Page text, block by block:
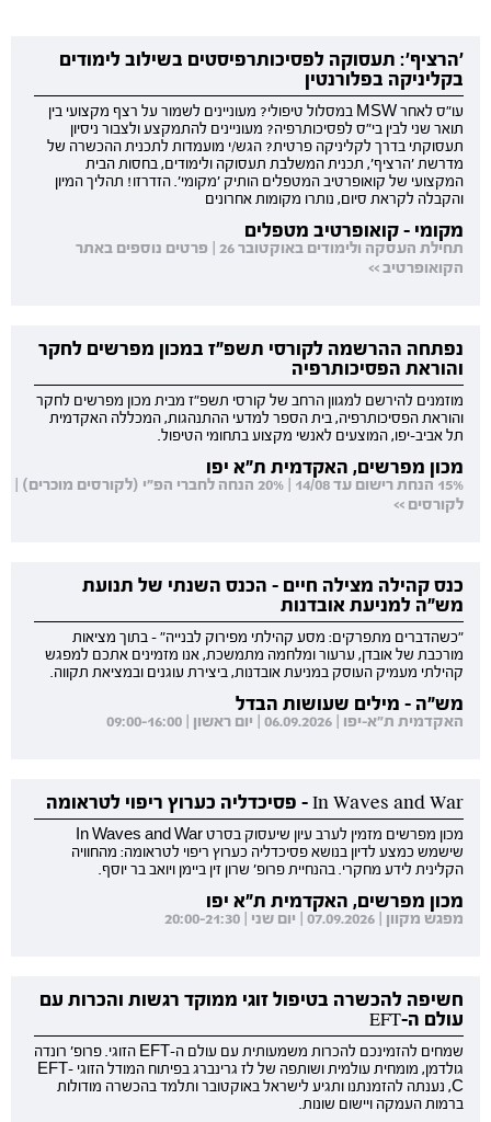
'הרציף': תעסוקה לפסיכותרפיסטים בשילוב לימודים
בקליניקה בפלורנטין
עו"ס לאחר MSW במסלול טיפולי? מעוניינים לשמור על רצף מקצועי בין
תואר שני לבין בי"ס לפסיכותרפיה? מעוניינים להתמקצע ולצבור ניסיון
תעסוקתי בדרך לקליניקה פרטית? הגש/י מועמדות לתכנית ההכשרה של
מדרשת 'הרציף', תכנית המשלבת תעסוקה ולימודים, בחסות הבית
המקצועי של קואופרטיב המטפלים הותיק 'מקומי'. הזדרזו! תהליך המיון
והקבלה לקראת סיום, נותרו מקומות אחרונים
מקומי - קואופרטיב מטפלים
תחילת העסקה ולימודים באוקטובר 26 | פרטים נוספים באתר
הקואופרטיב >>
נפתחה ההרשמה לקורסי תשפ"ז במכון מפרשים לחקר
והוראת הפסיכותרפיה
מוזמנים להירשם למגוון הרחב של קורסי תשפ"ז מבית מכון מפרשים לחקר
והוראת הפסיכותרפיה, בית הספר למדעי ההתנהגות, המכללה האקדמית
תל אביב-יפו, המוצעים לאנשי מקצוע בתחומי הטיפול.
מכון מפרשים, האקדמית ת"א יפו
15% הנחת רישום עד 14/08 | 20% הנחה לחברי הפ"י (לקורסים מוכרים) |
לקורסים >>
כנס קהילה מצילה חיים - הכנס השנתי של תנועת
מש"ה למניעת אובדנות
"כשהדברים מתפרקים: מסע קהילתי מפירוק לבנייה" - בתוך מציאות
מורכבת של אובדן, ערעור ומלחמה מתמשכת, אנו מזמינים אתכם למפגש
קהילתי מעמיק העוסק במניעת אובדנות, ביצירת עוגנים ובמציאת תקווה.
מש"ה - מילים שעושות הבדל
האקדמית ת"א-יפו | 06.09.2026 | יום ראשון | 09:00-16:00
In Waves and War - פסיכדליה כערוץ ריפוי לטראומה
מכון מפרשים מזמין לערב עיון שיעסוק בסרט In Waves and War
שישמש כמצע לדיון בנושא פסיכדליה כערוץ ריפוי לטראומה: מהחוויה
הקלינית לידע מחקרי. בהנחיית פרופ' שרון זין ביימן ויואב בר יוסף.
מכון מפרשים, האקדמית ת"א יפו
מפגש מקוון | 07.09.2026 | יום שני | 20:00-21:30
חשיפה להכשרה בטיפול זוגי ממוקד רגשות והכרות עם
עולם ה-EFT
שמחים להזמינכם להכרות משמעותית עם עולם ה-EFT הזוגי. פרופ' רונדה
גולדמן, מומחית עולמית ושותפה של לז גרינברג בפיתוח המודל הזוגי EFT-
C, נענתה להזמנתנו ותגיע לישראל באוקטובר ותלמד בהכשרה מודולות
ברמות העמקה ויישום שונות.